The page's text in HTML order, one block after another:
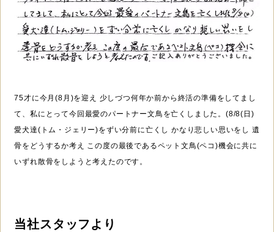
75才に今月(8月)を迎え 少しづつ何年か前から終活の準備をしてまし
て、私にとって今回最愛のパートナー文鳥を亡くしました。(8/8(日)
愛犬達(トム・ジェリー)をずい分前に亡くし かなり悲しい思いをし 遺
骨をどうするか考え この度の最後であるペット文鳥(ペコ)機会に共に
いずれ散骨をしようと考えたのです。
当社スタッフより